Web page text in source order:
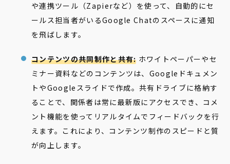
や連携ツール（Zapierなど）を使って、自動的にセ
ールス担当者がいるGoogle Chatのスペースに通知
を飛ばします。
コンテンツの共同制作と共有: ホワイトペーパーやセ
ミナー資料などのコンテンツは、Googleドキュメン
トやGoogleスライドで作成。共有ドライブに格納す
ることで、関係者は常に最新版にアクセスでき、コメ
ント機能を使ってリアルタイムでフィードバックを行
えます。これにより、コンテンツ制作のスピードと質
が向上します。